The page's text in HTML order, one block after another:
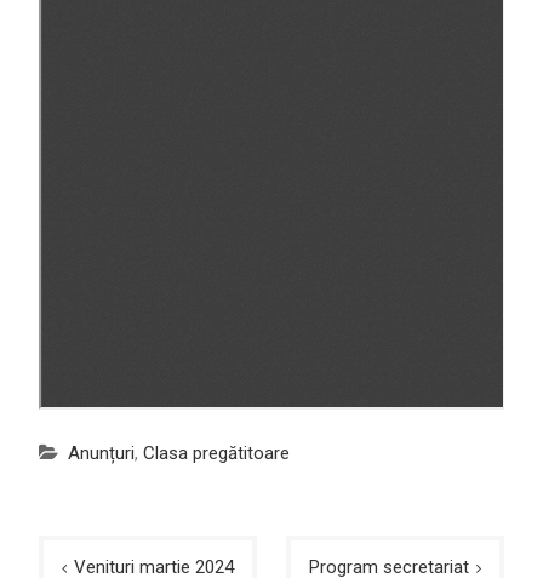
Anunțuri, Clasa pregătitoare
Venituri martie 2024 Program secretariat